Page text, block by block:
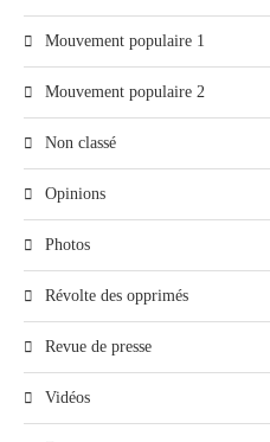
Mouvement populaire 1
Mouvement populaire 2
Non classé
Opinions
Photos
Révolte des opprimés
Revue de presse
Vidéos